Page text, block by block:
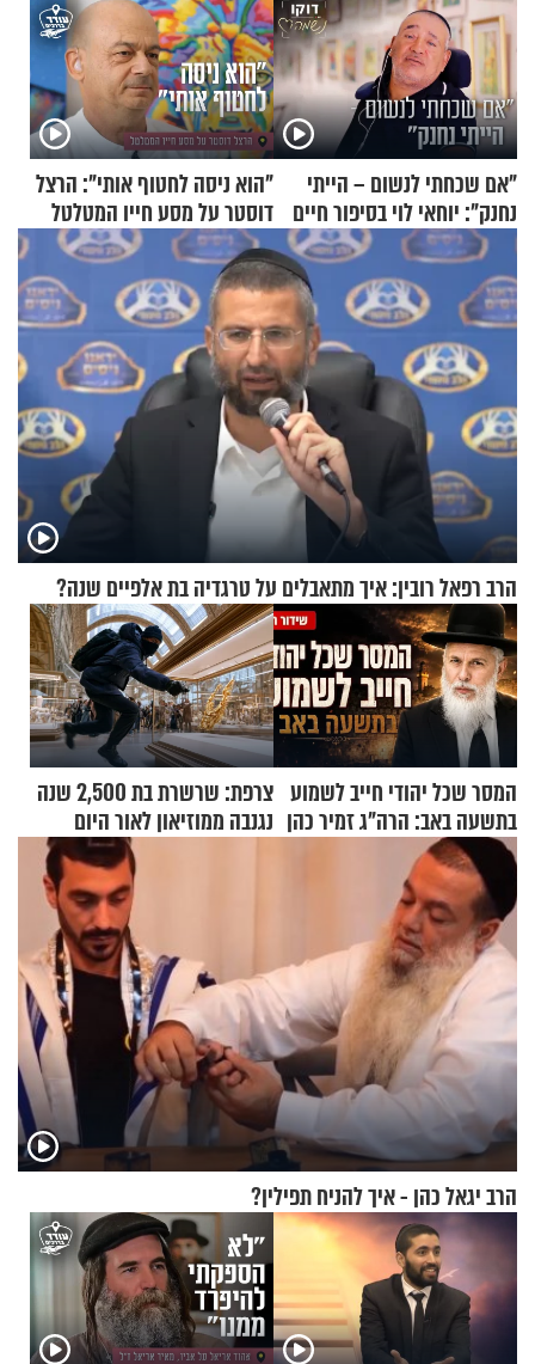
"אם שכחתי לנשום – הייתי
נחנק": יוחאי לוי בסיפור חיים
מעורר השראה
"הוא ניסה לחטוף אותי": הרצל
דוסטר על מסע חייו המטלטל
הרב רפאל רובין: איך מתאבלים על טרגדיה בת אלפיים שנה?
המסר שכל יהודי חייב לשמוע
בתשעה באב: הרה"ג זמיר כהן
בשיעור מיוחד
צרפת: שרשרת בת 2,500 שנה
נגנבה ממוזיאון לאור היום
הרב יגאל כהן - איך להניח תפילין?